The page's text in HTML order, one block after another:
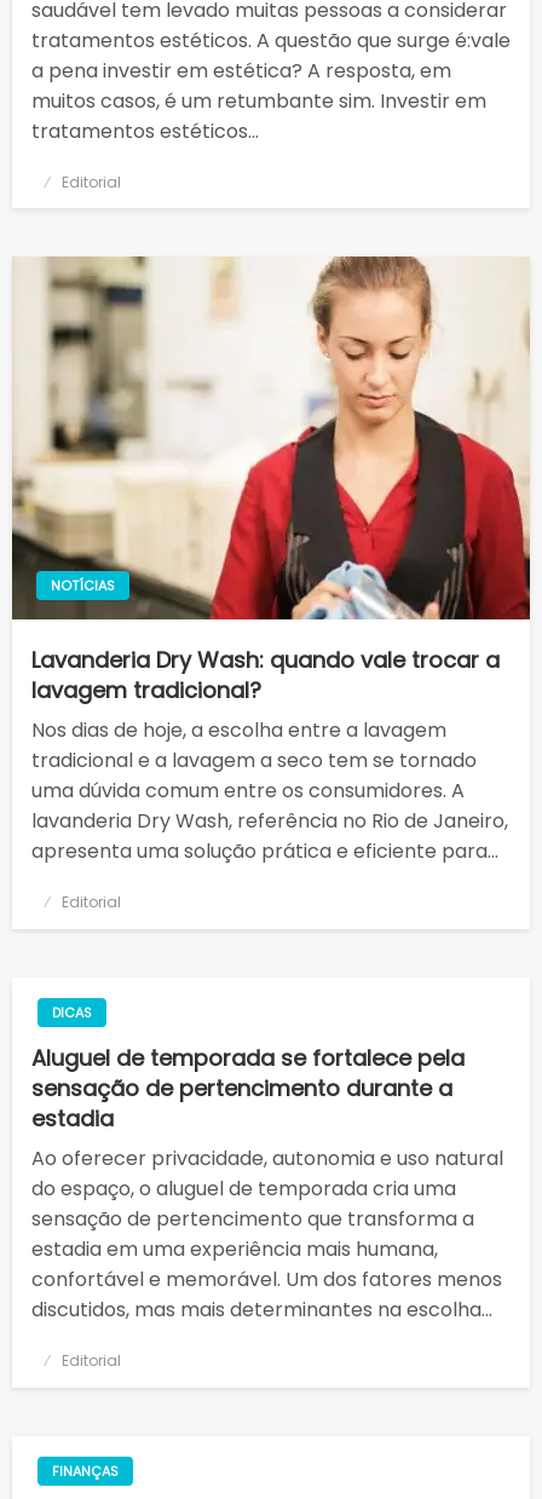
saudável tem levado muitas pessoas a considerar
tratamentos estéticos. A questão que surge é:vale
a pena investir em estética? A resposta, em
muitos casos, é um retumbante sim. Investir em
tratamentos estéticos…
PostedEditorial
NOTÍCIAS
Lavanderia Dry Wash: quando vale trocar a
lavagem tradicional?
Nos dias de hoje, a escolha entre a lavagem
tradicional e a lavagem a seco tem se tornado
uma dúvida comum entre os consumidores. A
lavanderia Dry Wash, referência no Rio de Janeiro,
apresenta uma solução prática e eficiente para…
PostedEditorial
DICAS
Aluguel de temporada se fortalece pela
sensação de pertencimento durante a
estadia
Ao oferecer privacidade, autonomia e uso natural
do espaço, o aluguel de temporada cria uma
sensação de pertencimento que transforma a
estadia em uma experiência mais humana,
confortável e memorável. Um dos fatores menos
discutidos, mas mais determinantes na escolha…
PostedEditorial
FINANÇAS